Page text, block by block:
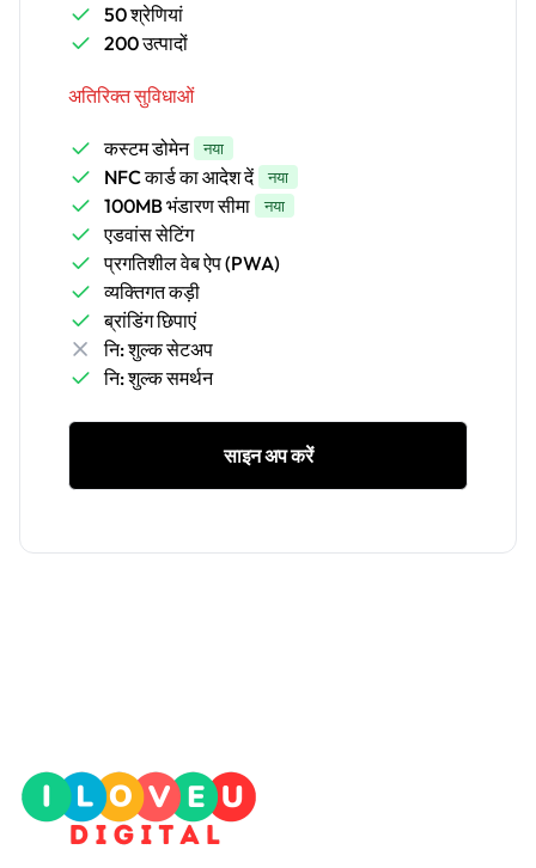
50 श्रेणियां
200 उत्पादों
अतिरिक्त सुविधाओं
कस्टम डोमेन नया
NFC कार्ड का आदेश दें नया
100MB भंडारण सीमा नया
एडवांस सेटिंग
प्रगतिशील वेब ऐप (PWA)
व्यक्तिगत कड़ी
ब्रांडिंग छिपाएं
नि: शुल्क सेटअप
नि: शुल्क समर्थन
साइन अप करें